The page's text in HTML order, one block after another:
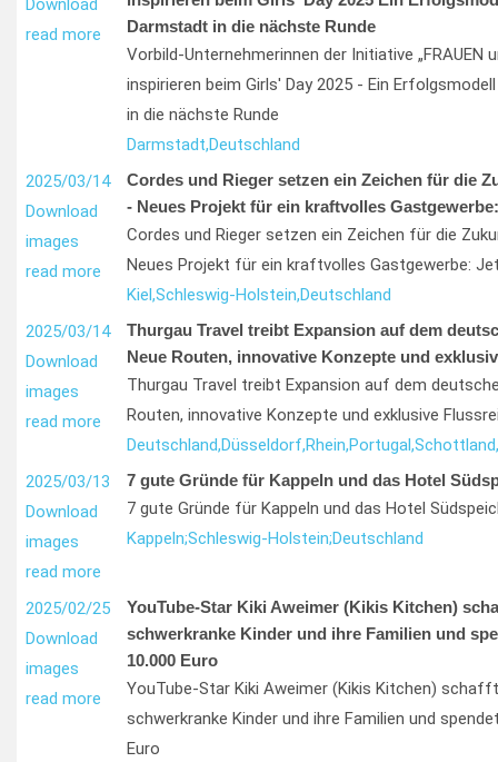
Download
read more
Darmstadt in die nächste Runde
Vorbild-Unternehmerinnen der Initiative „FRAUEN
inspirieren beim Girls' Day 2025 - Ein
in die nächste Runde
Darmstadt,Deutschland
2025/03/14
Download
images
read more
Cordes und Rieger setzen ein Zeichen für die
- Neues Projekt für ein kraftvolles
Cordes und Rieger setzen ein Zeichen für die
Neues Projekt für ein kraftvolles Gastgewerbe:
Kiel,Schleswig-Holstein,Deutschland
2025/03/14
Download
images
read more
Thurgau Travel treibt Expansion auf dem
Neue Routen, innovative Konzepte und
Thurgau Travel treibt Expansion auf dem
Routen, innovative Konzepte und exklusive
Deutschland,Düsseldorf,Rhein,Portugal,Schottland,
2025/03/13
Download
images
read more
7 gute Gründe für Kappeln und das Hotel
7 gute Gründe für Kappeln und das Hotel
Kappeln;Schleswig-Holstein;Deutschland
2025/02/25
Download
images
read more
YouTube-Star Kiki Aweimer (Kikis Kitchen)
schwerkranke Kinder und ihre Familien und
10.000 Euro
YouTube-Star Kiki Aweimer (Kikis Kitchen)
schwerkranke Kinder und ihre Familien und
Euro